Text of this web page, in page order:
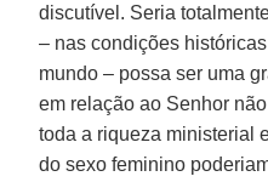
discutível. Seria
– nas condições
mundo – possa ser uma
em relação ao Senhor
toda a riqueza ministerial
do sexo feminino